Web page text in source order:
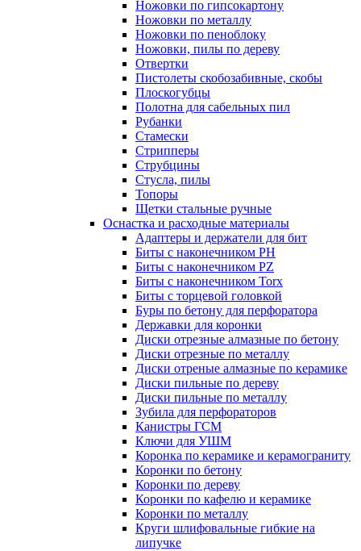
Ножовки по гипсокартону
Ножовки по металлу
Ножовки по пеноблоку
Ножовки, пилы по дереву
Отвертки
Пистолеты скобозабивные, скобы
Плоскогубцы
Полотна для сабельных пил
Рубанки
Стамески
Стрипперы
Струбцины
Стусла, пилы
Топоры
Щетки стальные ручные
Оснастка и расходные материалы
Адаптеры и держатели для бит
Биты с наконечником PH
Биты с наконечником PZ
Биты с наконечником Torx
Биты с торцевой головкой
Буры по бетону для перфоратора
Державки для коронки
Диски отрезные алмазные по бетону
Диски отрезные по металлу
Диски отреные алмазные по керамике
Диски пильные по дереву
Диски пильные по металлу
Зубила для перфораторов
Канистры ГСМ
Ключи для УШМ
Коронка по керамике и керамограниту
Коронки по бетону
Коронки по дереву
Коронки по кафелю и керамике
Коронки по металлу
Круги шлифовальные гибкие на
липучке